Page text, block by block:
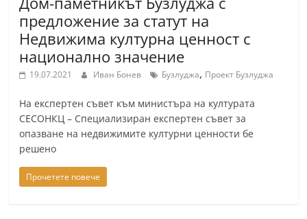
предложение за статут на
Недвижима културна ценност с
национално значение
19.07.2021 Иван Бонев Бузлуджа, Проект Бузлуджа
На експертен съвет към министъра на културата
СЕСОНКЦ – Специализиран експертен съвет за
опазване на недвижимите културни ценности бе
решено
Прочетете повече